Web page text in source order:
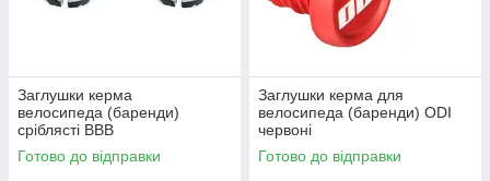
Заглушки керма
велосипеда (баренди)
сріблясті BBB
Готово до відправки
Заглушки керма для
велосипеда (баренди) ODI
червоні
Готово до відправки